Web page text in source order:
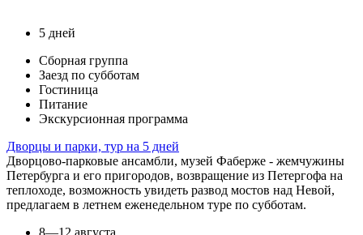
5 дней
Сборная группа
Заезд по субботам
Гостиница
Питание
Экскурсионная программа
Дворцы и парки, тур на 5 дней
Дворцово-парковые ансамбли, музей Фаберже - жемчужины
Петербурга и его пригородов, возвращение из Петергофа на
теплоходе, возможность увидеть развод мостов над Невой,
предлагаем в летнем еженедельном туре по субботам.